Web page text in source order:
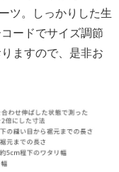
ツ。しっかりした生
ードでサイズ調節
ますので、是非お